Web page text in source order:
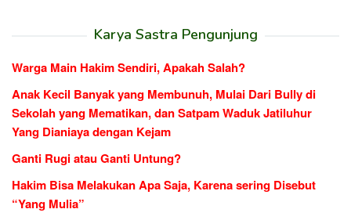
Karya Sastra Pengunjung
Warga Main Hakim Sendiri, Apakah Salah?
Anak Kecil Banyak yang Membunuh, Mulai Dari Bully di
Sekolah yang Mematikan, dan Satpam Waduk Jatiluhur
Yang Dianiaya dengan Kejam
Ganti Rugi atau Ganti Untung?
Hakim Bisa Melakukan Apa Saja, Karena sering Disebut
“Yang Mulia”